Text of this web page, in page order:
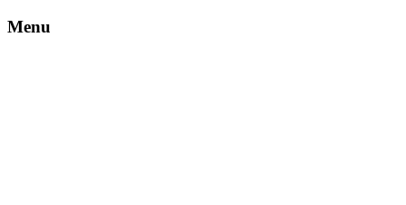
Menu